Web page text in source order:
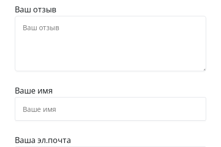
Ваш отзыв
Ваше имя
Ваша эл.почта